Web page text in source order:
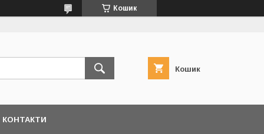
Кошик
Кошик
КОНТАКТИ